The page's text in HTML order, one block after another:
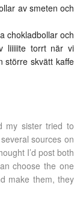
av smeten och
chokladbollar och
liiiiite torrt när vi
större skvätt kaffe
my sister tried to
sources on
I’d post both
choose the one
make them, they